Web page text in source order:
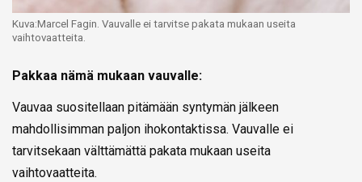
Kuva:Marcel Fagin. Vauvalle ei tarvitse pakata mukaan useita
vaihtovaatteita.
Pakkaa nämä mukaan vauvalle:
Vauvaa suositellaan pitämään syntymän jälkeen
mahdollisimman paljon ihokontaktissa. Vauvalle ei
tarvitsekaan välttämättä pakata mukaan useita
vaihtovaatteita.